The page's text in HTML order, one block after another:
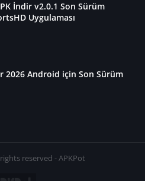
İndir v2.0.1 Son Sürüm
Uygulaması
2026 Android için Son Sürüm
reserved - APKPot